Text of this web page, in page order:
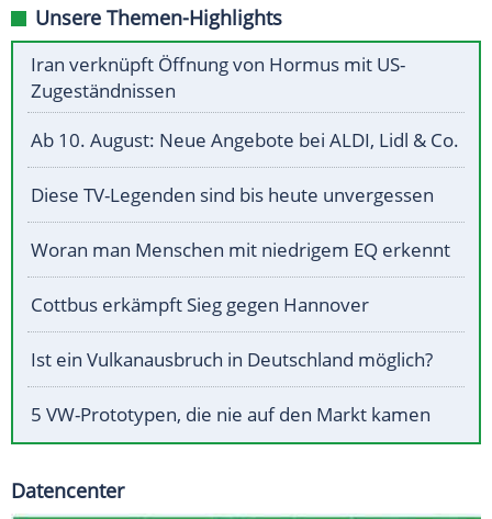
Unsere Themen-Highlights
Iran verknüpft Öffnung von Hormus mit US-
Zugeständnissen
Ab 10. August: Neue Angebote bei ALDI, Lidl & Co.
Diese TV-Legenden sind bis heute unvergessen
Woran man Menschen mit niedrigem EQ erkennt
Cottbus erkämpft Sieg gegen Hannover
Ist ein Vulkanausbruch in Deutschland möglich?
5 VW-Prototypen, die nie auf den Markt kamen
Datencenter